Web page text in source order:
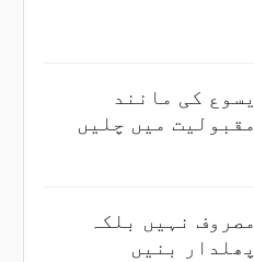
یسوع کی مانند
مقبولیت میں چلیں
مصروف نہیں بلکہ
پھلدار بنیں